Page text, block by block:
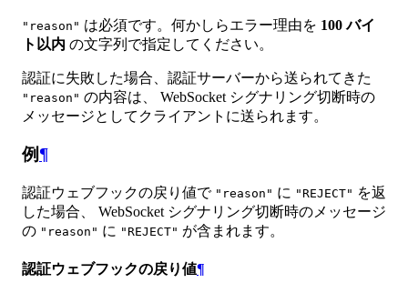
"reason" は必須です。何かしらエラー理由を 100 バイ
ト以内 の文字列で指定してください。
認証に失敗した場合、認証サーバーから送られてきた
"reason" の内容は、 WebSocket シグナリング切断時の
メッセージとしてクライアントに送られます。
例¶
認証ウェブフックの戻り値で "reason" に "REJECT" を返
した場合、 WebSocket シグナリング切断時のメッセージ
の "reason" に "REJECT" が含まれます。
認証ウェブフックの戻り値¶